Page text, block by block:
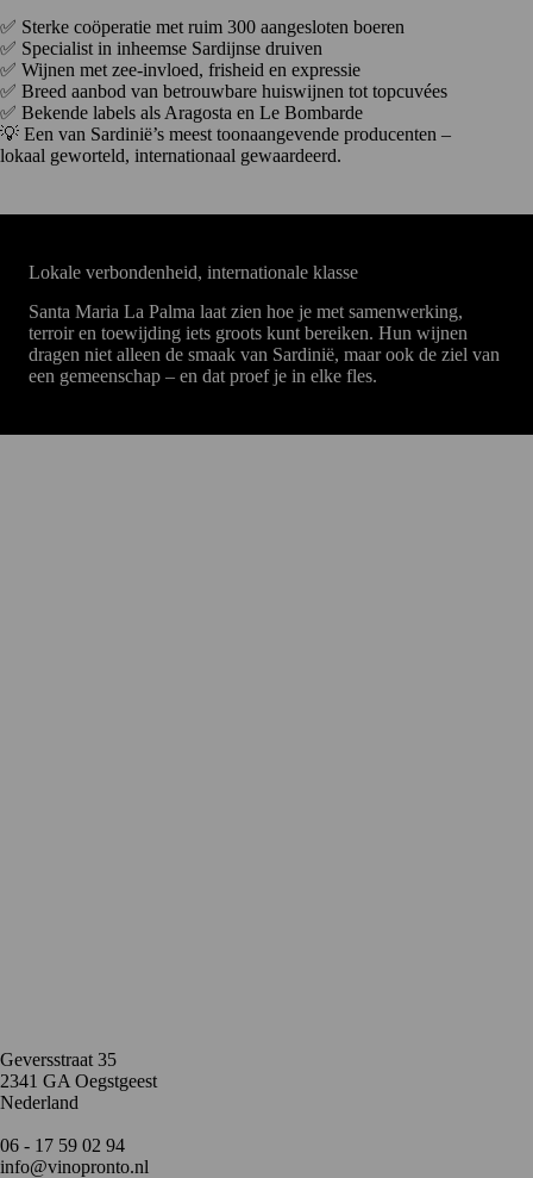
✅ Sterke coöperatie met ruim 300 aangesloten boeren
✅ Specialist in inheemse Sardijnse druiven
✅ Wijnen met zee-invloed, frisheid en expressie
✅ Breed aanbod van betrouwbare huiswijnen tot topcuvées
✅ Bekende labels als Aragosta en Le Bombarde
💡 Een van Sardinië’s meest toonaangevende producenten –
lokaal geworteld, internationaal gewaardeerd.
Lokale verbondenheid, internationale klasse
Santa Maria La Palma laat zien hoe je met samenwerking,
terroir en toewijding iets groots kunt bereiken. Hun wijnen
dragen niet alleen de smaak van Sardinië, maar ook de ziel van
een gemeenschap – en dat proef je in elke fles.
Geversstraat 35
2341 GA Oegstgeest
Nederland
06 - 17 59 02 94
info@vinopronto.nl